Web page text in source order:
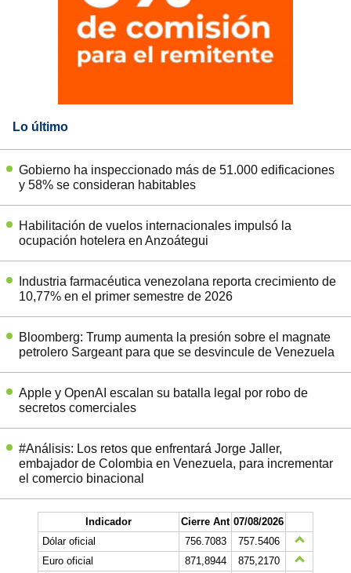
Lo último
Gobierno ha inspeccionado más de 51.000 edificaciones
y 58% se consideran habitables
Habilitación de vuelos internacionales impulsó la
ocupación hotelera en Anzoátegui
Industria farmacéutica venezolana reporta crecimiento de
10,77% en el primer semestre de 2026
Bloomberg: Trump aumenta la presión sobre el magnate
petrolero Sargeant para que se desvincule de Venezuela
Apple y OpenAI escalan su batalla legal por robo de
secretos comerciales
#Análisis: Los retos que enfrentará Jorge Jaller,
embajador de Colombia en Venezuela, para incrementar
el comercio binacional
Indicador Cierre Ant 07/08/2026
Dólar oficial
756.7083
757.5406
Euro oficial
871,8944
875,2170